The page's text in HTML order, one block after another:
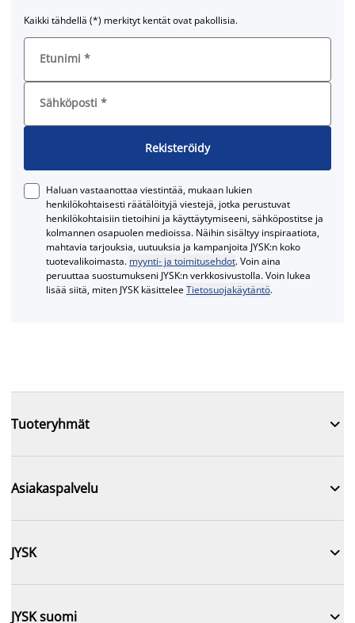
Kaikki tähdellä (*) merkityt kentät ovat pakollisia.
Etunimi *
Sähköposti *
Rekisteröidy
Haluan vastaanottaa viestintää, mukaan lukien
henkilökohtaisesti räätälöityjä viestejä, jotka perustuvat
henkilökohtaisiin tietoihini ja käyttäytymiseeni, sähköpostitse ja
kolmannen osapuolen medioissa. Näihin sisältyy inspiraatiota,
mahtavia tarjouksia, uutuuksia ja kampanjoita JYSK:n koko
tuotevalikoimasta. myynti- ja toimitusehdot. Voin aina
peruuttaa suostumukseni JYSK:n verkkosivustolla. Voin lukea
lisää siitä, miten JYSK käsitteleeTietosuojakäytäntö.
Tuoteryhmät 
Asiakaspalvelu 
JYSK 
JYSK suomi 